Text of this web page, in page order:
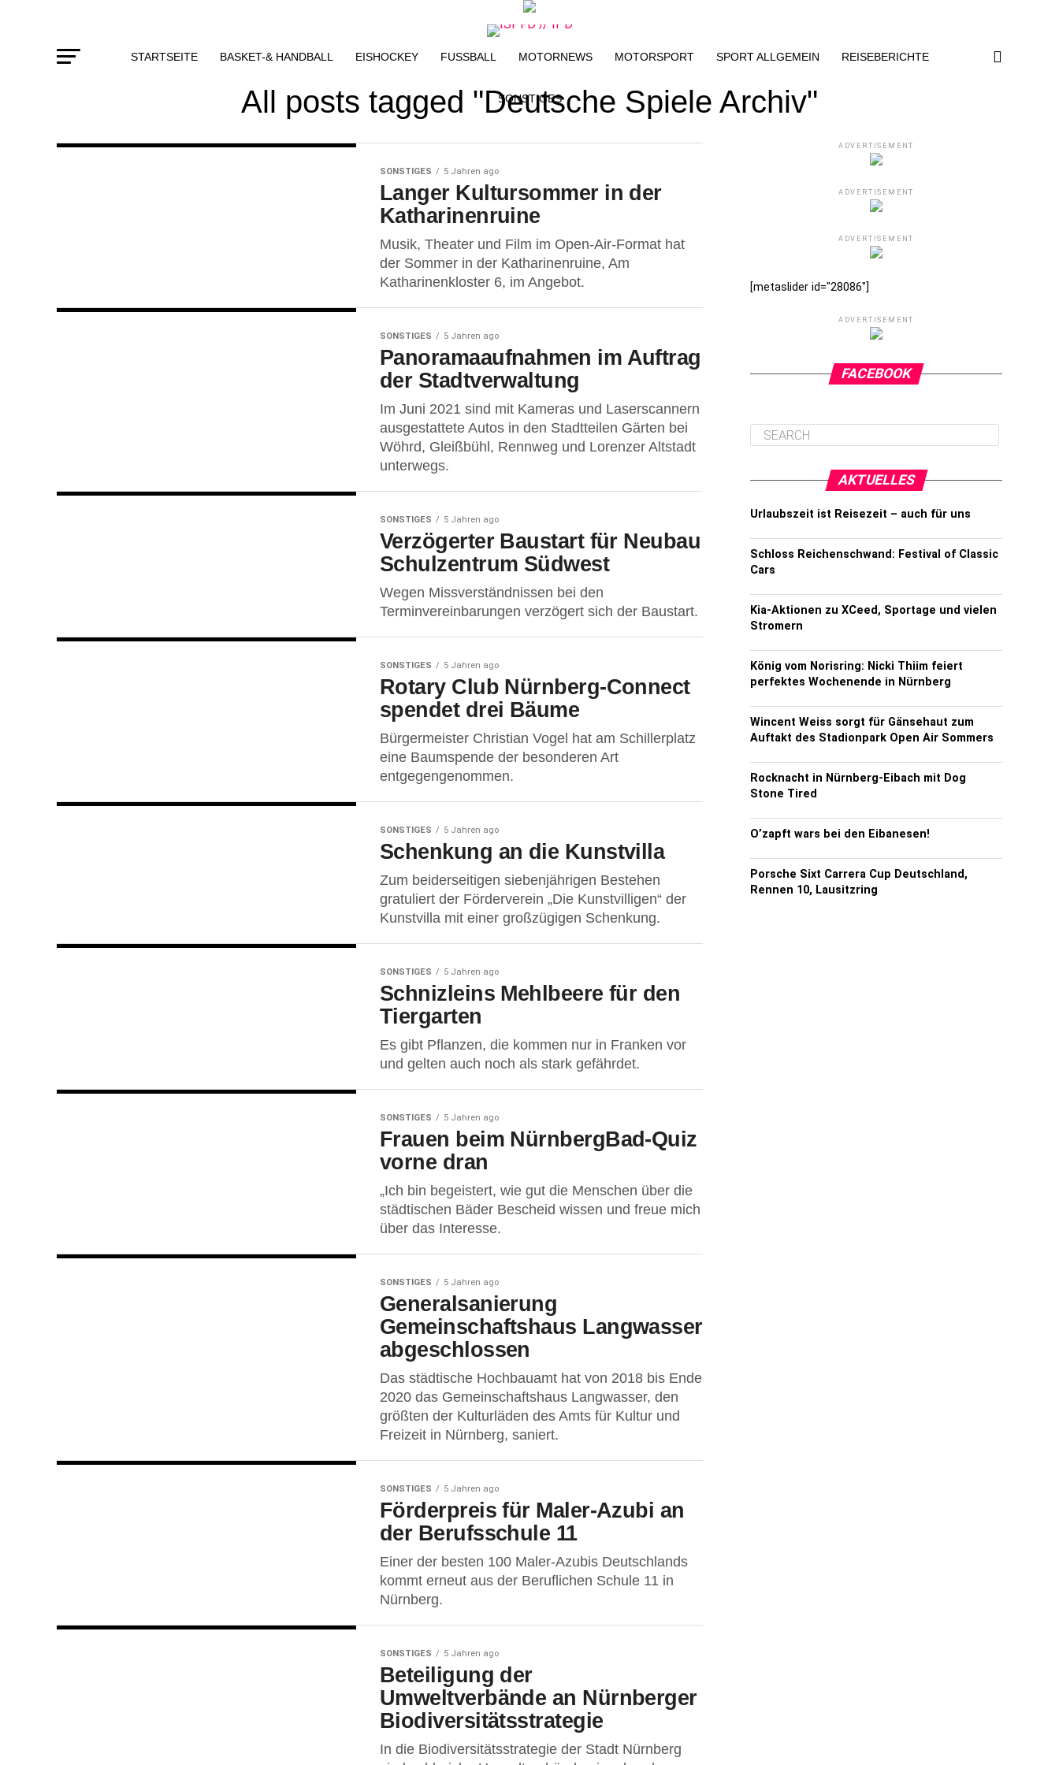
STARTSEITE BASKET-& HANDBALL EISHOCKEY FUSSBALL MOTORNEWS MOTORSPORT SPORT ALLGEMEIN REISEBERICHTE
SONSTIGES
All posts tagged "Deutsche Spiele Archiv"
SONSTIGES 5 Jahren ago
Langer Kultursommer in der
Katharinenruine
Musik, Theater und Film im Open-Air-Format hat
der Sommer in der Katharinenruine, Am
Katharinenkloster 6, im Angebot.
SONSTIGES 5 Jahren ago
Panoramaaufnahmen im Auftrag
der Stadtverwaltung
Im Juni 2021 sind mit Kameras und Laserscannern
ausgestattete Autos in den Stadtteilen Gärten bei
Wöhrd, Gleißbühl, Rennweg und Lorenzer Altstadt
unterwegs.
SONSTIGES 5 Jahren ago
Verzögerter Baustart für Neubau
Schulzentrum Südwest
Wegen Missverständnissen bei den
Terminvereinbarungen verzögert sich der Baustart.
SONSTIGES 5 Jahren ago
Rotary Club Nürnberg-Connect
spendet drei Bäume
Bürgermeister Christian Vogel hat am Schillerplatz
eine Baumspende der besonderen Art
entgegengenommen.
SONSTIGES 5 Jahren ago
Schenkung an die Kunstvilla
Zum beiderseitigen siebenjährigen Bestehen
gratuliert der Förderverein „Die Kunstvilligen“ der
Kunstvilla mit einer großzügigen Schenkung.
SONSTIGES 5 Jahren ago
Schnizleins Mehlbeere für den
Tiergarten
Es gibt Pflanzen, die kommen nur in Franken vor
und gelten auch noch als stark gefährdet.
SONSTIGES 5 Jahren ago
Frauen beim NürnbergBad-Quiz
vorne dran
„Ich bin begeistert, wie gut die Menschen über die
städtischen Bäder Bescheid wissen und freue mich
über das Interesse.
SONSTIGES 5 Jahren ago
Generalsanierung
Gemeinschaftshaus Langwasser
abgeschlossen
Das städtische Hochbauamt hat von 2018 bis Ende
2020 das Gemeinschaftshaus Langwasser, den
größten der Kulturläden des Amts für Kultur und
Freizeit in Nürnberg, saniert.
SONSTIGES 5 Jahren ago
Förderpreis für Maler-Azubi an
der Berufsschule 11
Einer der besten 100 Maler-Azubis Deutschlands
kommt erneut aus der Beruflichen Schule 11 in
Nürnberg.
SONSTIGES 5 Jahren ago
Beteiligung der
Umweltverbände an Nürnberger
Biodiversitätsstrategie
In die Biodiversitätsstrategie der Stadt Nürnberg
ADVERTISEMENT
ADVERTISEMENT
ADVERTISEMENT
[metaslider id="28086"]
ADVERTISEMENT
FACEBOOK
AKTUELLES
Urlaubszeit ist Reisezeit – auch für uns
Schloss Reichenschwand: Festival of Classic
Cars
Kia-Aktionen zu XCeed, Sportage und vielen
Stromern
König vom Norisring: Nicki Thiim feiert
perfektes Wochenende in Nürnberg
Wincent Weiss sorgt für Gänsehaut zum
Auftakt des Stadionpark Open Air Sommers
Rocknacht in Nürnberg-Eibach mit Dog
Stone Tired
O’zapft wars bei den Eibanesen!
Porsche Sixt Carrera Cup Deutschland,
Rennen 10, Lausitzring